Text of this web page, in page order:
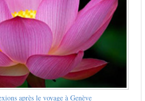
après le voyage à Genève